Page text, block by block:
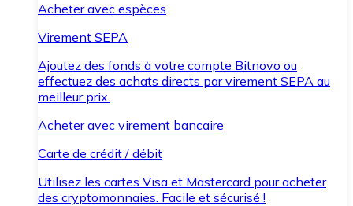
Acheter avec espèces
Virement SEPA
Ajoutez des fonds à votre compte Bitnovo ou
effectuez des achats directs par virement SEPA au
meilleur prix.
Acheter avec virement bancaire
Carte de crédit / débit
Utilisez les cartes Visa et Mastercard pour acheter
des cryptomonnaies. Facile et sécurisé !